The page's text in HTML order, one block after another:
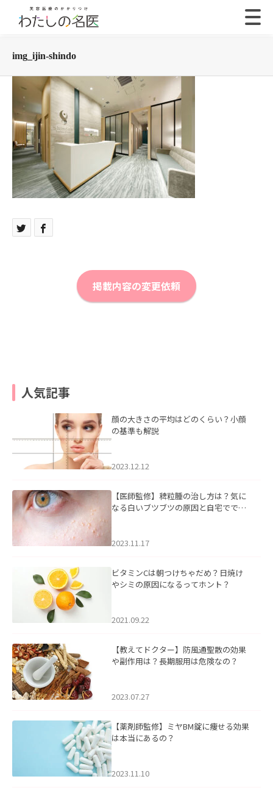
img_ijin-shindo
掲載内容の変更依頼
人気記事
顔の大きさの平均はどのくらい？小顔
の基準も解説
2023.12.12
【医師監修】稗粒腫の治し方は？気に
なる白いブツブツの原因と自宅ででき
2023.11.17
ビタミンCは朝つけちゃだめ？日焼け
やシミの原因になるってホント？
2021.09.22
【教えてドクター】防風通聖散の効果
や副作用は？長期服用は危険なの？
2023.07.27
【薬剤師監修】ミヤBM錠に痩せる効果
は本当にあるの？
2023.11.10